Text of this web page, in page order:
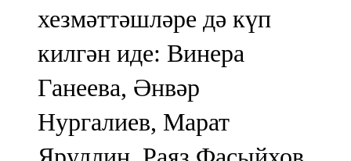
хезмәттәшләре дә күп
килгән иде: Винера
Ганеева, Әнвәр
Нургалиев, Марат